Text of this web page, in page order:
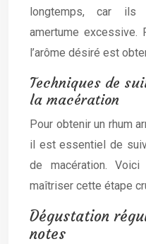
longtemps, car ils
amertume
l’arôme désiré est
Techniques de
la macération
Pour obtenir un rhum
il est essentiel de
de macération.
maîtriser cette étape
Dégustation
notes